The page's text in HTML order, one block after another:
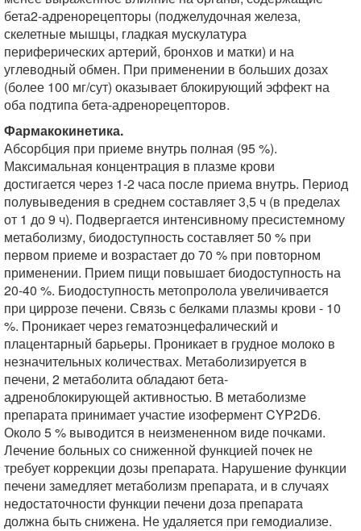
бета2-адренорецепторы (поджелудочная железа,
скелетные мышцы, гладкая мускулатура
периферических артерий, бронхов и матки) и на
углеводный обмен. При применении в больших дозах
(более 100 мг/сут) оказывает блокирующий эффект на
оба подтипа бета-адренорецепторов.
Фармакокинетика.
Абсорбция при приеме внутрь полная (95 %).
Максимальная концентрация в плазме крови
достигается через 1-2 часа после приема внутрь. Период
полувыведения в среднем составляет 3,5 ч (в пределах
от 1 до 9 ч). Подвергается интенсивному пресистемному
метаболизму, биодоступность составляет 50 % при
первом приеме и возрастает до 70 % при повторном
применении. Прием пищи повышает биодоступность на
20-40 %. Биодоступность метопролола увеличивается
при циррозе печени. Связь с белками плазмы крови - 10
%. Проникает через гематоэнцефалический и
плацентарный барьеры. Проникает в грудное молоко в
незначительных количествах. Метаболизируется в
печени, 2 метаболита обладают бета-
адреноблокирующей активностью. В метаболизме
препарата принимает участие изофермент CYP2D6.
Около 5 % выводится в неизмененном виде почками.
Лечение больных со сниженной функцией почек не
требует коррекции дозы препарата. Нарушение функции
печени замедляет метаболизм препарата, и в случаях
недостаточности функции печени доза препарата
должна быть снижена. Не удаляется при гемодиализе.